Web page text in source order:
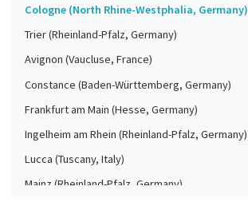
Cologne (North Rhine-Westphalia, Germany)
Trier (Rheinland-Pfalz, Germany)
Avignon (Vaucluse, France)
Constance (Baden-Württemberg, Germany)
Frankfurt am Main (Hesse, Germany)
Ingelheim am Rhein (Rheinland-Pfalz, Germany)
Lucca (Tuscany, Italy)
Mainz (Rheinland-Pfalz, Germany)